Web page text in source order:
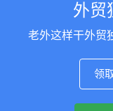
外贸
老外这样干外贸
领